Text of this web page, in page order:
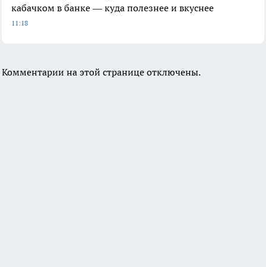
кабачком в банке — куда полезнее и вкуснее
11:18
Комментарии на этой странице отключены.